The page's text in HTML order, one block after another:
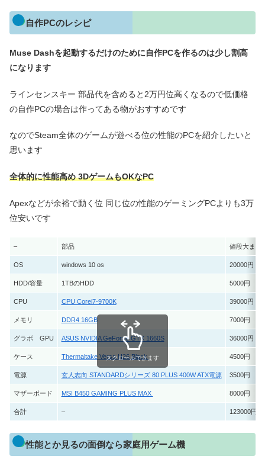
自作PCのレシピ
Muse Dashを起動するだけのために自作PCを作るのは少し割高
になります
ラインセンスキー 部品代を含めると2万円位高くなるので低価格
の自作PCの場合は作ってある物がおすすめです
なのでSteam全体のゲームが遊べる位の性能のPCを紹介したいと
思います
全体的に性能高め 3DゲームもOKなPC
Apexなどが余裕で動く位 同じ位の性能のゲーミングPCよりも3万
位安いです
– 部品 値段大まか
OS windows 10 os 20000円
HDD/容量 1TBのHDD 5000円
CPU CPU Corei7-9700K 39000円
メモリ DDR4 16GB 7000円
グラボ GPU ASUS NVIDIA GeForce GTX 1660S 36000円
ケース Thermaltake Versa H26 Black 4500円
電源 玄人志向 STANDARDシリーズ 80 PLUS 400W ATX電源 3500円
マザーボード MSI B450 GAMING PLUS MAX 8000円
合計 – 123000円
スクロールできます
性能とか見るの面倒なら家庭用ゲーム機